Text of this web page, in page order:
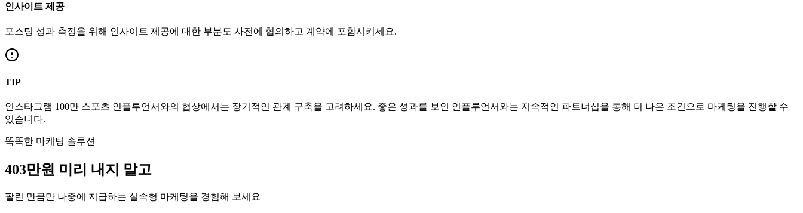
인사이트 제공
포스팅 성과 측정을 위해 인사이트 제공에 대한 부분도 사전에 협의하고 계약에 포함시키세요.
TIP
인스타그램 100만 스포츠 인플루언서와의 협상에서는 장기적인 관계 구축을 고려하세요. 좋은 성과를 보인 인플루언서와는 지속적인 파트너십을 통해 더 나은 조건으로 마케팅을 진행할 수
있습니다.
똑똑한 마케팅 솔루션
403만원 미리 내지 말고
팔린 만큼만 나중에 지급하는 실속형 마케팅을 경험해 보세요